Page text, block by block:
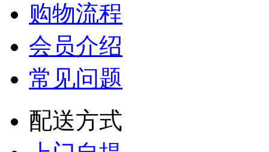
购物流程
会员介绍
常见问题
配送方式